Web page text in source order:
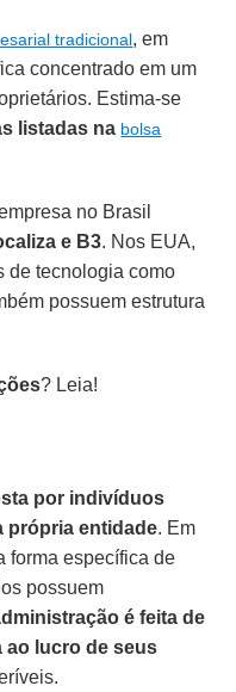
tradicional, em
concentrado em um
Estima-se
listadas na bolsa
no Brasil
e B3. Nos EUA,
de tecnologia como
possuem estrutura
? Leia!
por indivíduos
própria entidade. Em
forma específica de
possuem
é feita de
ao lucro de seus